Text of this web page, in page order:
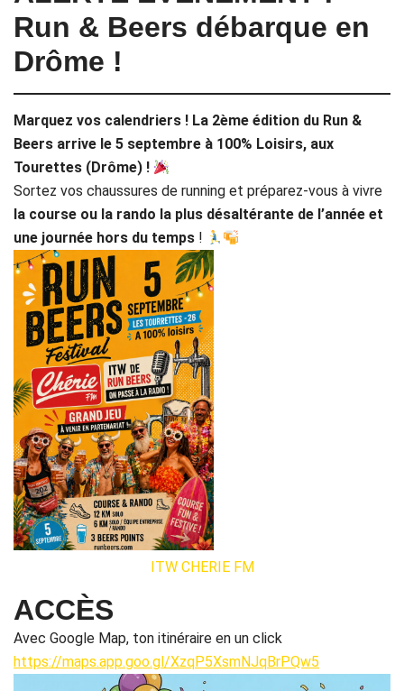
Run & Beers débarque en
Drôme !
Marquez vos calendriers ! La 2ème édition du Run &
Beers arrive le 5 septembre à 100% Loisirs, aux
Tourettes (Drôme) !
Sortez vos chaussures de running et préparez-vous à vivre
la course ou la rando la plus désaltérante de l’année et
une journée hors du temps !
ITW CHERIE FM
ACCÈS
Avec Google Map, ton itinéraire en un click
https://maps.app.goo.gl/XzqP5XsmNJqBrPQw5